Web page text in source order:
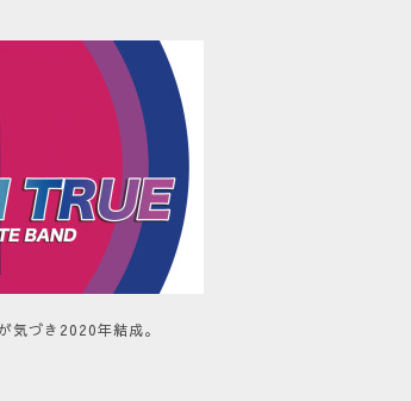
気づき2020年結成。